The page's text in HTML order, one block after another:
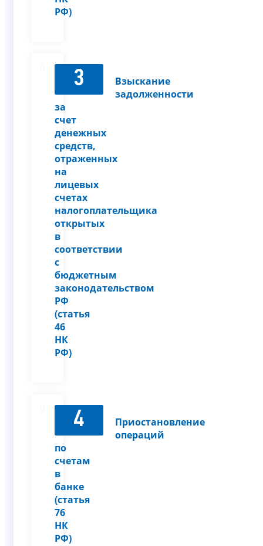
РФ)
3
Взыскание
задолженности
за
счет
денежных
средств,
отраженных
на
лицевых
счетах
налогоплательщика
открытых
в
соответствии
с
бюджетным
законодательством
РФ
(статья
46
НК
РФ)
4
Приостановление
операций
по
счетам
в
банке
(статья
76
НК
РФ)